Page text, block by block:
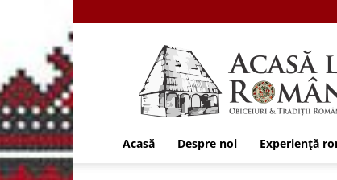
Acasa
la
Romani
Acasă Despre noi Experiență